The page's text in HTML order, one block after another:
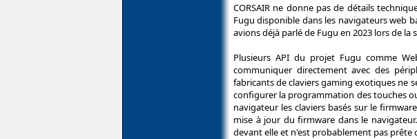
CORSAIR ne donne pas de détails
Fugu disponible dans les navigateurs web
avions déjà parlé de Fugu en 2023 lors de la
Plusieurs API du projet Fugu comme
communiquer directement avec des
fabricants de claviers gaming exotiques ne
configurer la programmation des touches
navigateur les claviers basés sur le
mise à jour du firmware dans le
devant elle et n'est probablement pas prête